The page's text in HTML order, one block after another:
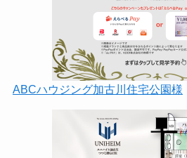
ABCハウジング加古川住宅公園様